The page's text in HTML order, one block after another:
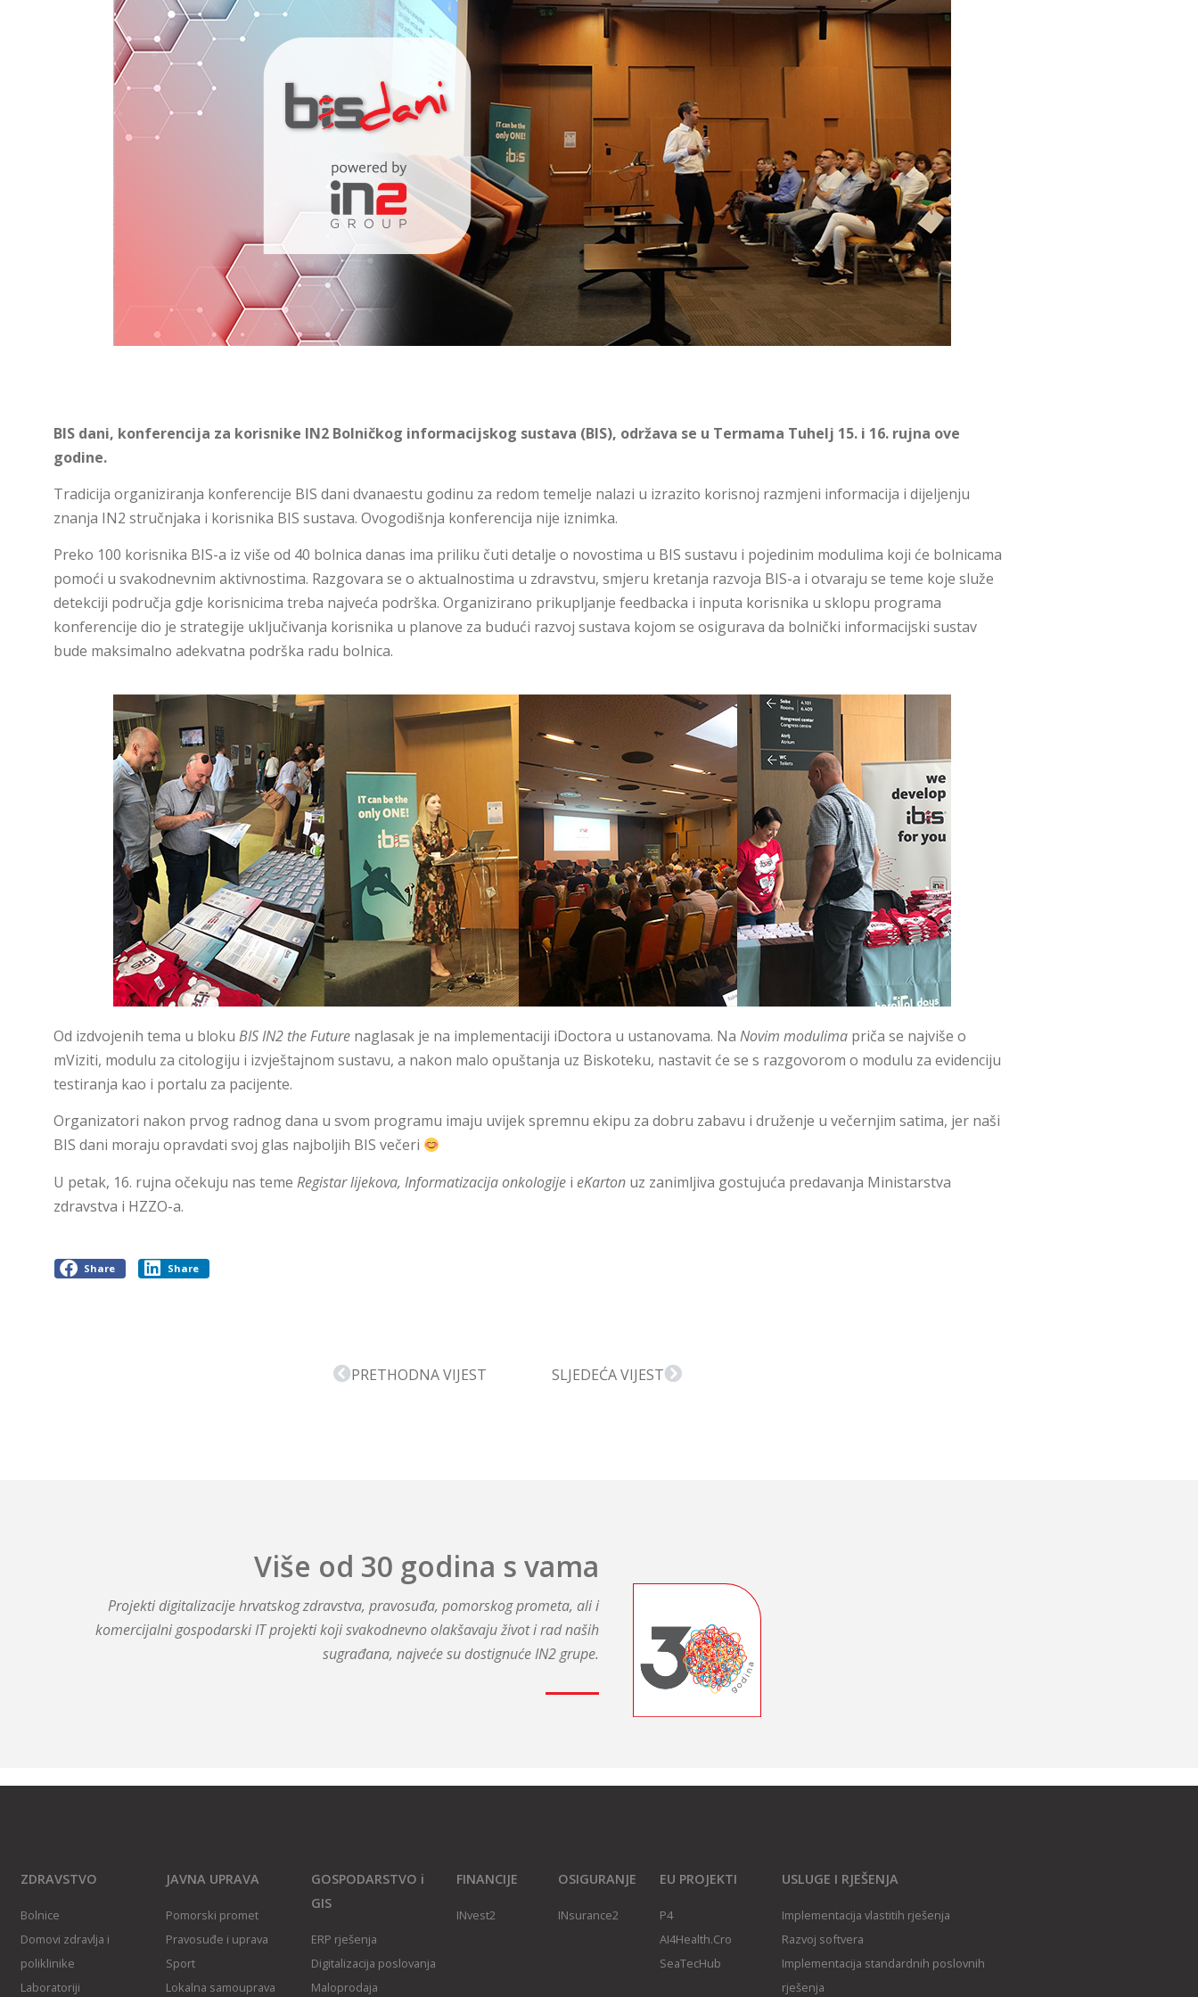
BIS dani, konferencija za korisnike IN2 Bolničkog informacijskog sustava (BIS), održava se u Termama Tuhelj 15. i 16. rujna ove
godine.
Tradicija organiziranja konferencije BIS dani dvanaestu godinu za redom temelje nalazi u izrazito korisnoj razmjeni informacija i dijeljenju
znanja IN2 stručnjaka i korisnika BIS sustava. Ovogodišnja konferencija nije iznimka.
Preko 100 korisnika BIS-a iz više od 40 bolnica danas ima priliku čuti detalje o novostima u BIS sustavu i pojedinim modulima koji će bolnicama
pomoći u svakodnevnim aktivnostima. Razgovara se o aktualnostima u zdravstvu, smjeru kretanja razvoja BIS-a i otvaraju se teme koje služe
detekciji područja gdje korisnicima treba najveća podrška. Organizirano prikupljanje feedbacka i inputa korisnika u sklopu programa
konferencije dio je strategije uključivanja korisnika u planove za budući razvoj sustava kojom se osigurava da bolnički informacijski sustav
bude maksimalno adekvatna podrška radu bolnica.
Od izdvojenih tema u bloku BIS IN2 the Futurenaglasak je na implementaciji iDoctora u ustanovama. Na Novim modulimapriča se najviše o
mViziti, modulu za citologiju i izvještajnom sustavu, a nakon malo opuštanja uz Biskoteku, nastavit će se s razgovorom o modulu za evidenciju
testiranja kao i portalu za pacijente.
Organizatori nakon prvog radnog dana u svom programu imaju uvijek spremnu ekipu za dobru zabavu i druženje u večernjim satima, jer naši
BIS dani moraju opravdati svoj glas najboljih BIS večeri
U petak, 16. rujna očekuju nas teme Registar lijekova, Informatizacija onkologijei eKartonuz zanimljiva gostujuća predavanja Ministarstva
zdravstva i HZZO-a.
Share Share
PRETHODNA VIJEST SLJEDEĆA VIJEST
Više od 30 godina s vama
Projekti digitalizacije hrvatskog zdravstva, pravosuđa, pomorskog prometa, ali i
komercijalni gospodarski IT projekti koji svakodnevno olakšavaju život i rad naših
sugrađana, najveće su dostignuće IN2 grupe.
ZDRAVSTVO
Bolnice
Domovi zdravlja i
poliklinike
Laboratoriji
JAVNA UPRAVA
Pomorski promet
Pravosuđe i uprava
Sport
Lokalna samouprava
GOSPODARSTVO i
GIS
ERP rješenja
Digitalizacija poslovanja
Maloprodaja
FINANCIJE
INvest2
OSIGURANJE
INsurance2
EU PROJEKTI
P4
AI4Health.Cro
SeaTecHub
USLUGE I RJEŠENJA
Implementacija vlastitih rješenja
Razvoj softvera
Implementacija standardnih poslovnih
rješenja